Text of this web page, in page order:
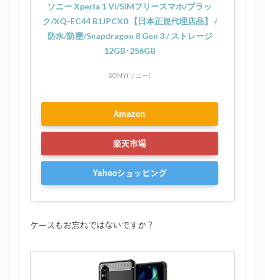
ソニー Xperia 1 VI/SIMフリースマホ/ブラッ
ク/XQ-EC44 B1JPCX0 【日本正規代理店品】 /
防水/防塵/Snapdragon 8 Gen 3 / ストレージ
12GB･256GB
SONY(ソニー)
Amazon
楽天市場
Yahooショッピング
ケースもお忘れではないですか？